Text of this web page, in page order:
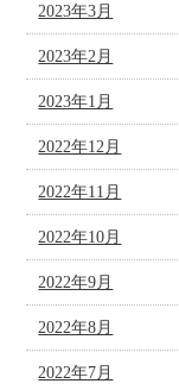
2023年3月
2023年2月
2023年1月
2022年12月
2022年11月
2022年10月
2022年9月
2022年8月
2022年7月